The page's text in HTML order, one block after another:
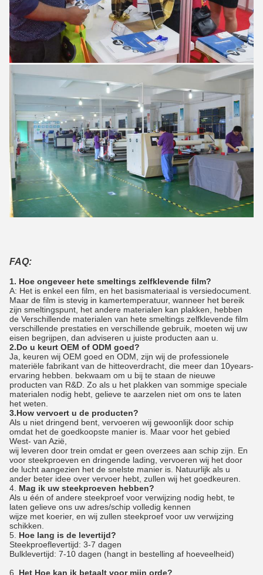
FAQ:
1. Hoe ongeveer hete smeltings zelfklevende film?
A: Het is enkel een film, en het basismateriaal is versiedocument.
Maar de film is stevig in kamertemperatuur, wanneer het bereik
zijn smeltingspunt, het andere materialen kan plakken, hebben
de Verschillende materialen van hete smeltings zelfklevende film
verschillende prestaties en verschillende gebruik, moeten wij uw
eisen begrijpen, dan adviseren u juiste producten aan u.
2.Do u keurt OEM of ODM goed?
Ja, keuren wij OEM goed en ODM, zijn wij de professionele
materiële fabrikant van de hitteoverdracht, die meer dan 10years-
ervaring hebben. bekwaam om u bij te staan de nieuwe
producten van R&D. Zo als u het plakken van sommige speciale
materialen nodig hebt, gelieve te aarzelen niet om ons te laten
het weten.
3.How vervoert u de producten?
Als u niet dringend bent, vervoeren wij gewoonlijk door schip
omdat het de goedkoopste manier is. Maar voor het gebied
West- van Azië,
wij leveren door trein omdat er geen overzees aan schip zijn. En
voor steekproeven en dringende lading, vervoeren wij het door
de lucht aangezien het de snelste manier is. Natuurlijk als u
ander beter idee over vervoer hebt, zullen wij het goedkeuren.
4. Mag ik uw steekproeven hebben?
Als u één of andere steekproef voor verwijzing nodig hebt, te
laten gelieve ons uw adres/schip volledig kennen
wijze met koerier, en wij zullen steekproef voor uw verwijzing
schikken.
5. Hoe lang is de levertijd?
Steekproeflevertijd: 3-7 dagen
Bulklevertijd: 7-10 dagen (hangt in bestelling af hoeveelheid)
6. Het Hoe kan ik betaalt voor mijn orde?